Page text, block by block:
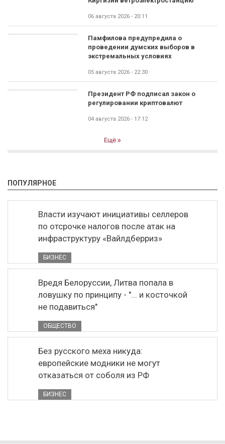
06 августа 2026 - 20:11
Памфилова предупредила о
проведении думских выборов в
экстремальных условиях
05 августа 2026 - 22:30
Президент РФ подписал закон о
регулировании криптовалют
04 августа 2026 - 17:12
Ещё
ПОПУЛЯРНОЕ
Власти изучают инициативы селлеров
по отсрочке налогов после атак на
инфраструктуру «Вайлдберриз»
БИЗНЕС
Вредя Белоруссии, Литва попала в
ловушку по принципу - "... и косточкой
не подавиться"
ОБЩЕСТВО
Без русского меха никуда:
европейские модники не могут
отказаться от соболя из РФ
БИЗНЕС